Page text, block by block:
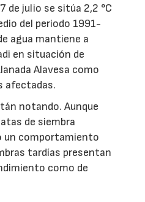
de julio se sitúa 2,2 °C
del periodo 1991-
agua mantiene a
en situación de
Alavesa como
afectadas.
notando. Aunque
de siembra
un comportamiento
tardías presentan
como de